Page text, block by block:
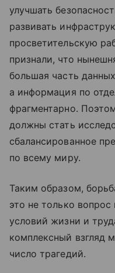
улучшать
развивать
просветительскую
признали, что
большая часть
а информация по
фрагментарно.
должны стать
сбалансированное
по всему миру.
Таким образом,
это не только
условий жизни и
комплексный взгляд
число трагедий.